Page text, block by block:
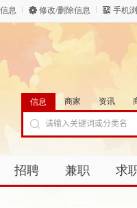
息 修改/删除信息 手机
信息 商家 资讯
招聘 兼职 求